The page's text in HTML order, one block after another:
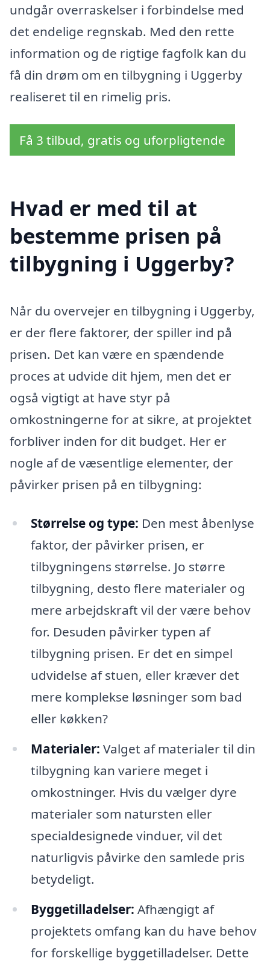
undgår overraskelser i forbindelse med
det endelige regnskab. Med den rette
information og de rigtige fagfolk kan du
få din drøm om en tilbygning i Uggerby
realiseret til en rimelig pris.
Få 3 tilbud, gratis og uforpligtende
Hvad er med til at
bestemme prisen på
tilbygning i Uggerby?
Når du overvejer en tilbygning i Uggerby,
er der flere faktorer, der spiller ind på
prisen. Det kan være en spændende
proces at udvide dit hjem, men det er
også vigtigt at have styr på
omkostningerne for at sikre, at projektet
forbliver inden for dit budget. Her er
nogle af de væsentlige elementer, der
påvirker prisen på en tilbygning:
Størrelse og type: Den mest åbenlyse
faktor, der påvirker prisen, er
tilbygningens størrelse. Jo større
tilbygning, desto flere materialer og
mere arbejdskraft vil der være behov
for. Desuden påvirker typen af
tilbygning prisen. Er det en simpel
udvidelse af stuen, eller kræver det
mere komplekse løsninger som bad
eller køkken?
Materialer: Valget af materialer til din
tilbygning kan variere meget i
omkostninger. Hvis du vælger dyre
materialer som natursten eller
specialdesignede vinduer, vil det
naturligvis påvirke den samlede pris
betydeligt.
Byggetilladelser: Afhængigt af
projektets omfang kan du have behov
for forskellige byggetilladelser. Dette